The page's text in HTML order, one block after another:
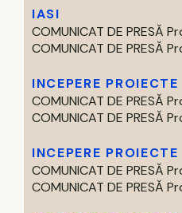
IASI
COMUNICAT DE PRESĂ
COMUNICAT DE PRESĂ
INCEPERE PROIECTE
COMUNICAT DE PRESĂ
COMUNICAT DE PRESĂ
INCEPERE PROIECTE
COMUNICAT DE PRESĂ
COMUNICAT DE PRESĂ